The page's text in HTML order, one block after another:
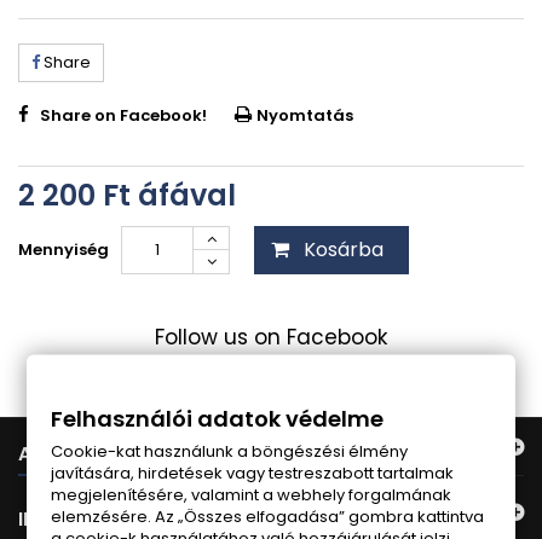
Share
Share on Facebook! Nyomtatás
2 200 Ft‎ áfával
Mennyiség Kosárba
Follow us on Facebook
AJÁNLATUNK
INFORMÁCIÓ
Felhasználói adatok védelme
Cookie-kat használunk a böngészési élmény
javítására, hirdetések vagy testreszabott tartalmak
megjelenítésére, valamint a webhely forgalmának
elemzésére. Az „Összes elfogadása” gombra kattintva